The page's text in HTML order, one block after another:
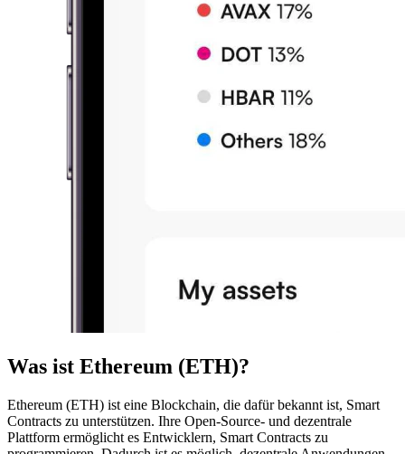
Was ist Ethereum (ETH)?
Ethereum (ETH) ist eine Blockchain, die dafür bekannt ist, Smart
Contracts zu unterstützen. Ihre Open-Source- und dezentrale
Plattform ermöglicht es Entwicklern, Smart Contracts zu